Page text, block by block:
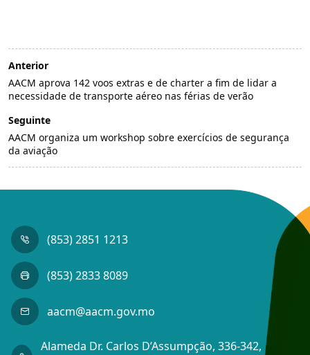
Anterior
AACM aprova 142 voos extras e de charter a fim de lidar a
necessidade de transporte aéreo nas férias de verão
Seguinte
AACM organiza um workshop sobre exercícios de segurança
da aviação
(853) 2851 1213
(853) 2833 8089
aacm@aacm.gov.mo
Alameda Dr. Carlos D’Assumpção, 336-342,